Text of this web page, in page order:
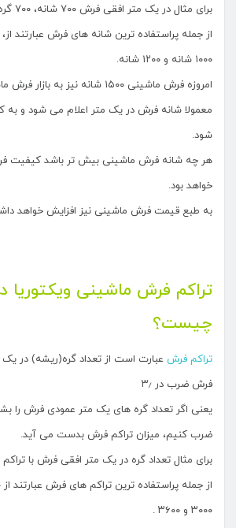
برای مثال در یک متر افقی فرش ۷۰۰ شانه، ۷۰۰ گره موجود می باشد.
۱۰۰۰ شانه و ۱۲۰۰ شانه.
امروزه فرش ماشینی ۱۵۰۰ شانه نیز به بازار فرش ماشینی وارد شده است.
معمولا شانه فرش در یک متر اعلام می شود و به
شود.
هر چه شانه فرش ماشینی بیش تر باشد کیفیت
خواهد بود.
به طبع قیمت فرش ماشینی نیز افزایش خواهد
تراکم فرش ماشینی ویکتوریا
چیست؟
تراکم فرش عبارت است از تعداد گره(ریشه) در یک
فرش ضرب در ۳٫
ضرب کنیم، میزان تراکم فرش بدست می آید.
برای مثال تعداد گره در یک متر افقی فرش با تراکم ۳۰۰۰ ، هزار می باشد.
۳۰۰۰ و ۳۶۰۰ .